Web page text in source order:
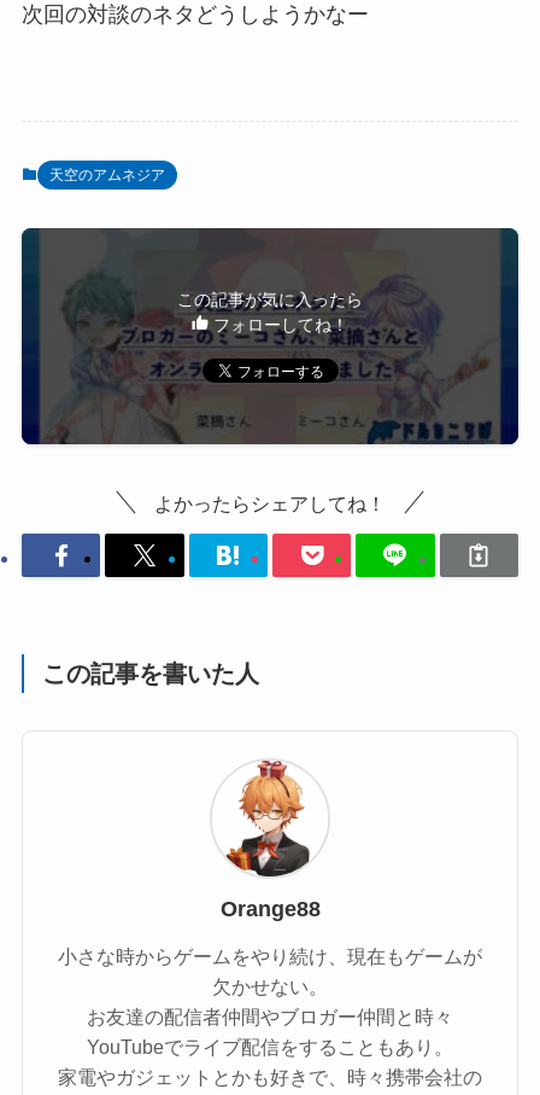
次回の対談のネタどうしようかなー
天空のアムネジア
この記事が気に入ったら
フォローしてね！
よかったらシェアしてね！
この記事を書いた人
Orange88
小さな時からゲームをやり続け、現在もゲームが
欠かせない。
お友達の配信者仲間やブロガー仲間と時々
YouTubeでライブ配信をすることもあり。
家電やガジェットとかも好きで、時々携帯会社の